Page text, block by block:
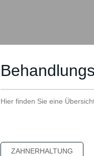
Hier finden Sie eine
ZAHNERHALTUNG